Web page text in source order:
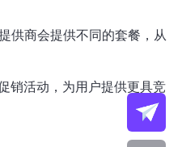
供商会提供不同的套餐，从
销活动，为用户提供更具竞